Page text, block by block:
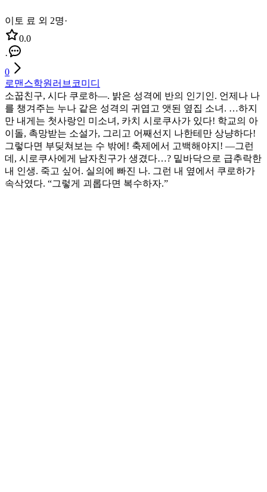
이토 료 외 2명·
0.0
·
0
로맨스학원 러브코미디
소꿉친구, 시다 쿠로하―. 밝은 성격에 반의 인기인. 언제나 나
를 챙겨주는 누나 같은 성격의 귀엽고 앳된 옆집 소녀. …하지
만 내게는 첫사랑인 미소녀, 카치 시로쿠사가 있다! 학교의 아
이돌, 촉망받는 소설가, 그리고 어째선지 나한테만 상냥하다!
그렇다면 부딪쳐보는 수 밖에! 축제에서 고백해야지! ―그런
데, 시로쿠사에게 남자친구가 생겼다…? 밑바닥으로 급추락한
내 인생. 죽고 싶어. 실의에 빠진 나. 그런 내 옆에서 쿠로하가
속삭였다. “그렇게 괴롭다면 복수하자.”